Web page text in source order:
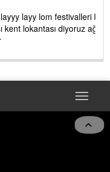
başladı biz halk
ağacum yaz
Toggle